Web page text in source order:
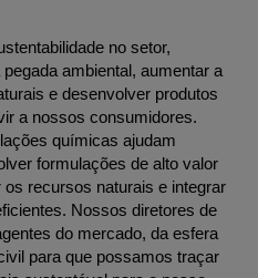
no setor,
ambiental, aumentar a
e desenvolver produtos
a nossos consumidores.
químicas ajudam
formulações de alto valor
recursos naturais e integrar
Nossos diretores de
do mercado, da esfera
para que possamos traçar